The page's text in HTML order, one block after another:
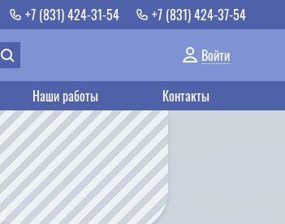
+7 (831) 424-31-54 +7 (831) 424-37-54
Войти
Наши работы Контакты